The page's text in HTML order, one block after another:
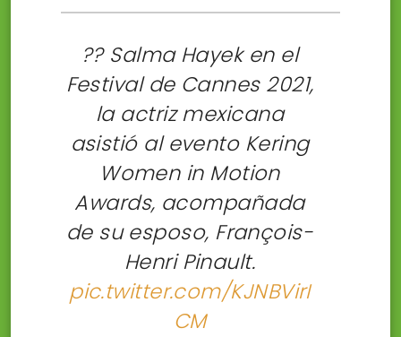
?? Salma Hayek en el
Festival de Cannes 2021,
la actriz mexicana
asistió al evento Kering
Women in Motion
Awards, acompañada
de su esposo, François-
Henri Pinault.
pic.twitter.com/KJNBVirI
CM